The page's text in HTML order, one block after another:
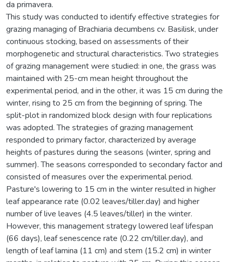
da primavera.
This study was conducted to identify effective strategies for
grazing managing of Brachiaria decumbens cv. Basilisk, under
continuous stocking, based on assessments of their
morphogenetic and structural characteristics. Two strategies
of grazing management were studied: in one, the grass was
maintained with 25-cm mean height throughout the
experimental period, and in the other, it was 15 cm during the
winter, rising to 25 cm from the beginning of spring. The
split-plot in randomized block design with four replications
was adopted. The strategies of grazing management
responded to primary factor, characterized by average
heights of pastures during the seasons (winter, spring and
summer). The seasons corresponded to secondary factor and
consisted of measures over the experimental period.
Pasture's lowering to 15 cm in the winter resulted in higher
leaf appearance rate (0.02 leaves/tiller.day) and higher
number of live leaves (4.5 leaves/tiller) in the winter.
However, this management strategy lowered leaf lifespan
(66 days), leaf senescence rate (0.22 cm/tiller.day), and
length of leaf lamina (11 cm) and stem (15.2 cm) in winter